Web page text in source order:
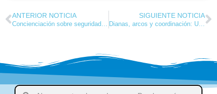
ANTERIOR NOTICIA
Concienciación sobre seguridad vial en El Pilar
SIGUIENTE NOTICIA
Dianas, arcos y coordinación: Un día de tiro con arco en El Pilar